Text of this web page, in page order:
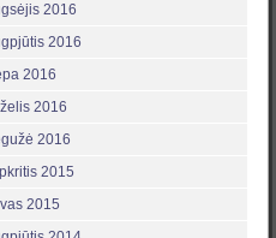
2016
2016
2016
2016
2016
2015
2015